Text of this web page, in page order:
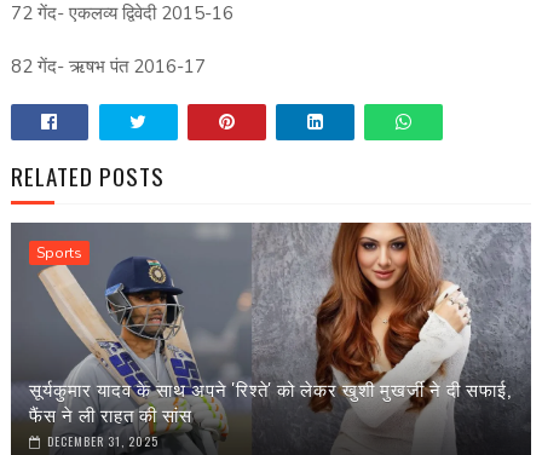
72 गेंद- एकलव्य द्विवेदी 2015-16
82 गेंद- ऋषभ पंत 2016-17
RELATED POSTS
Sports
सूर्यकुमार यादव के साथ अपने 'रिश्ते' को लेकर खुशी मुखर्जी ने दी सफाई,
फैंस ने ली राहत की सांस
DECEMBER 31, 2025